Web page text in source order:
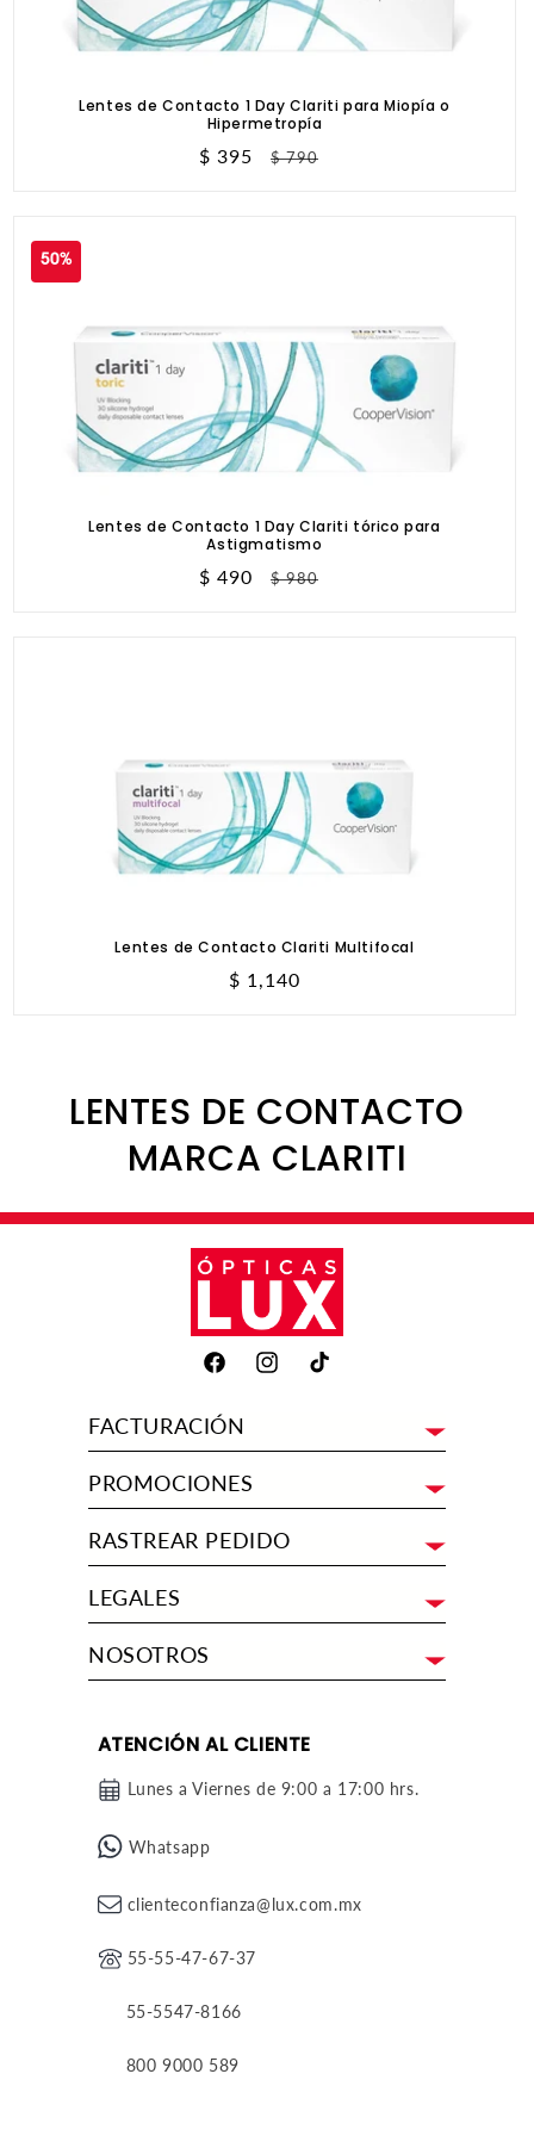
Lentes de Contacto 1 Day Clariti para Miopía o
Hipermetropía
Precio
$ 395
Precio
$ 790
50%
Lentes de Contacto 1 Day Clariti tórico para
Astigmatismo
Precio
$ 490
Precio
$ 980
Lentes de Contacto Clariti Multifocal
Precio
$ 1,140
C
L
Ó
N
LENTES DE CONTACTO
MARCA CLARITI
FacebookInstagramTikTok
FACTURACIÓN
PROMOCIONES
RASTREAR PEDIDO
LEGALES
NOSOTROS
ATENCIÓN AL CLIENTE
Lunes a Viernes de 9:00 a 17:00 hrs.
Whatsapp
clienteconfianza@lux.com.mx
55-55-47-67-37
55-5547-8166
800 9000 589